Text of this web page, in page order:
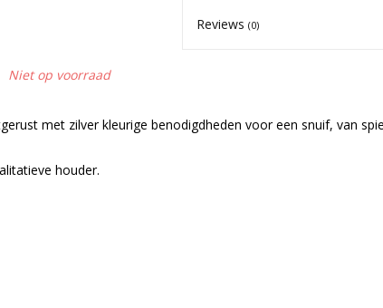
Reviews(0)
Niet op voorraad
met zilver kleurige benodigdheden voor een snuif, van
houder.